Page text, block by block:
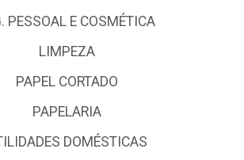
PESSOAL E COSMÉTICA
LIMPEZA
PAPEL CORTADO
PAPELARIA
DOMÉSTICAS